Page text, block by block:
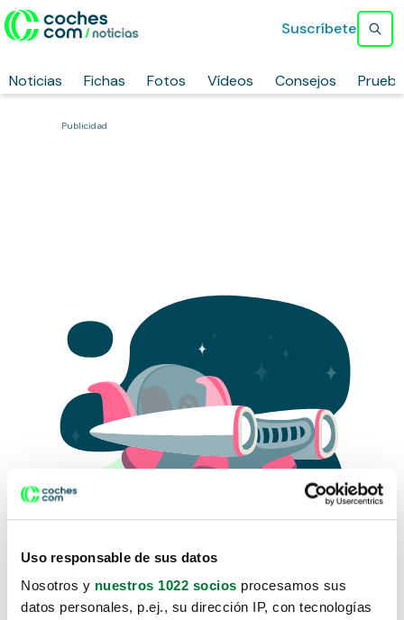
Uso responsable de sus datos
Nosotros y nuestros 1022 socios procesamos sus
datos personales, p.ej., su dirección IP, con tecnologías
Noticias Fichas Fotos Vídeos Consejos
Suscríbete
Publicidad